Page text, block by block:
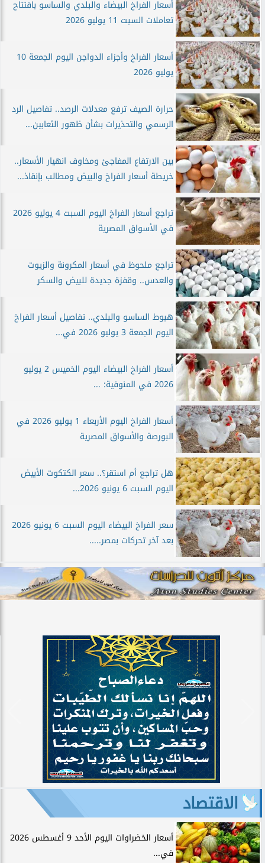
أسعار الفراخ البيضاء والبلدي والساسو بافتتاح
تعاملات السبت 11 يوليو 2026
أسعار الفراخ وأجزاء الدواجن اليوم الجمعة 10
يوليو 2026
حرارة الصيف ترفع معدلات الرصد.. تفاصيل الرد
الرسمي والتحذيرات بشأن ظهور الثعابين...
بين الارتفاع المفاجئ ومخاوف انهيار الأسعار..
خريطة أسعار الفراخ والبيض ومطالب بإنقاذ...
تراجع أسعار الفراخ اليوم السبت 4 يوليو 2026
في الأسواق المصرية
تراجع ملحوظ في أسعار المكرونة والزيوت
والعدس.. وقفزة جديدة للبيض والسكر
هبوط الساسو والبلدي.. تفاصيل أسعار الفراخ
اليوم الجمعة 3 يوليو 2026 في...
أسعار الفراخ البيضاء اليوم الخميس 2 يوليو
2026 في المنوفية: ...
أسعار الفراخ اليوم الأربعاء 1 يوليو 2026 في
البورصة والأسواق المصرية
هل تراجع أم استقر؟.. سعر الكتكوت الأبيض
اليوم السبت 6 يونيو 2026...
سعر الفراخ البيضاء اليوم السبت 6 يونيو 2026
بعد آخر تحركات بمصر.....
الاقتصاد
أسعار الخضراوات اليوم الأحد 9 أغسطس 2026
في...